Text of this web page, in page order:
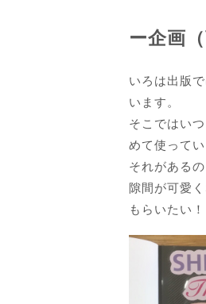
ー企画
いろは出版
います。
そこではい
めて使ってい
それがある
隙間が可愛
もらいたい